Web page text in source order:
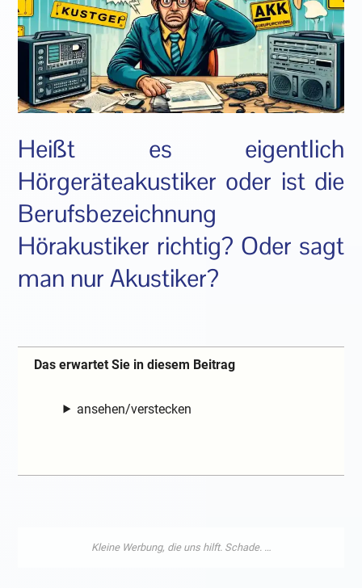
Heißt es eigentlich
Hörgeräteakustiker oder ist die
Berufsbezeichnung
Hörakustiker richtig? Oder sagt
man nur Akustiker?
Das erwartet Sie in diesem Beitrag
ansehen/verstecken